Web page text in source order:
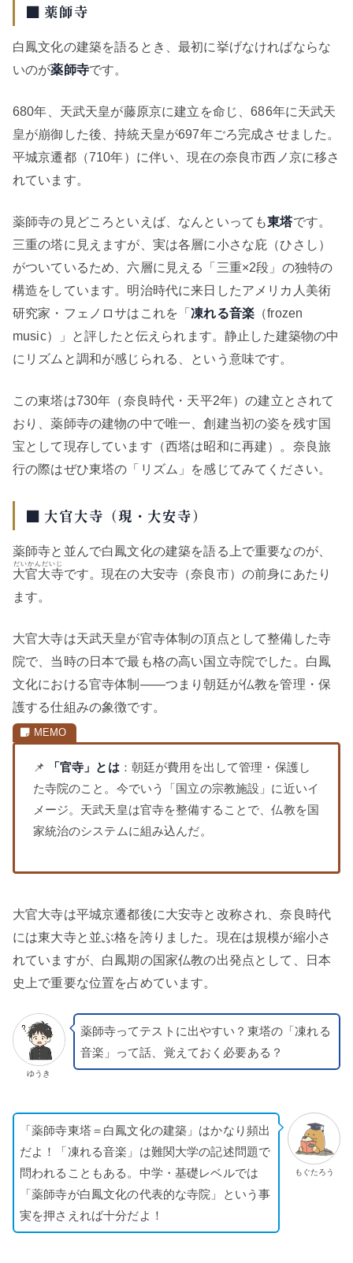
■ 薬師寺
白鳳文化の建築を語るとき、最初に挙げなければならな
いのが薬師寺です。
680年、天武天皇が藤原京に建立を命じ、686年に天武天
皇が崩御した後、持統天皇が697年ごろ完成させました。
平城京遷都（710年）に伴い、現在の奈良市西ノ京に移さ
れています。
薬師寺の見どころといえば、なんといっても東塔です。
三重の塔に見えますが、実は各層に小さな庇（ひさし）
がついているため、六層に見える「三重×2段」の独特の
構造をしています。明治時代に来日したアメリカ人美術
研究家・フェノロサはこれを「凍れる音楽 （frozen
music）」と評したと伝えられます。静止した建築物の中
にリズムと調和が感じられる、という意味です。
この東塔は730年（奈良時代・天平2年）の建立とされて
おり、薬師寺の建物の中で唯一、創建当初の姿を残す国
宝として現存しています（西塔は昭和に再建）。奈良旅
行の際はぜひ東塔の「リズム」を感じてみてください。
■ 大官大寺（現・大安寺）
薬師寺と並んで白鳳文化の建築を語る上で重要なのが、
大官大寺
だいかんだいじ
です。現在の大安寺（奈良市）の前身にあたり
ます。
大官大寺は天武天皇が官寺体制の頂点として整備した寺
院で、当時の日本で最も格の高い国立寺院でした。白鳳
文化における官寺体制——つまり朝廷が仏教を管理・保
護する仕組みの象徴です。
📌 「官寺」とは：朝廷が費用を出して管理・保護し
た寺院のこと。今でいう「国立の宗教施設」に近いイ
メージ。天武天皇は官寺を整備することで、仏教を国
家統治のシステムに組み込んだ。
大官大寺は平城京遷都後に大安寺と改称され、奈良時代
には東大寺と並ぶ格を誇りました。現在は規模が縮小さ
れていますが、白鳳期の国家仏教の出発点として、日本
史上で重要な位置を占めています。
ゆうき
薬師寺ってテストに出やすい？東塔の「凍れる
音楽」って話、覚えておく必要ある？
もぐたろう
「薬師寺東塔＝白鳳文化の建築」はかなり頻出
だよ！「凍れる音楽」は難関大学の記述問題で
問われることもある。中学・基礎レベルでは
「薬師寺が白鳳文化の代表的な寺院」という事
実を押さえれば十分だよ！